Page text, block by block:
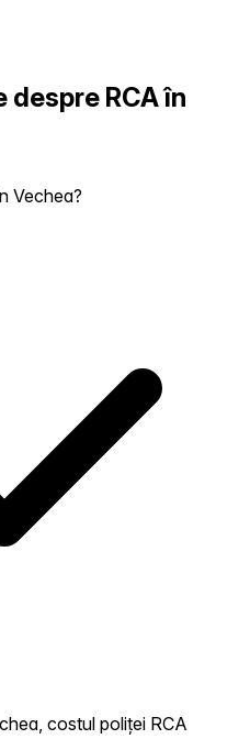
RCA în
Vechea?
costul poliței RCA